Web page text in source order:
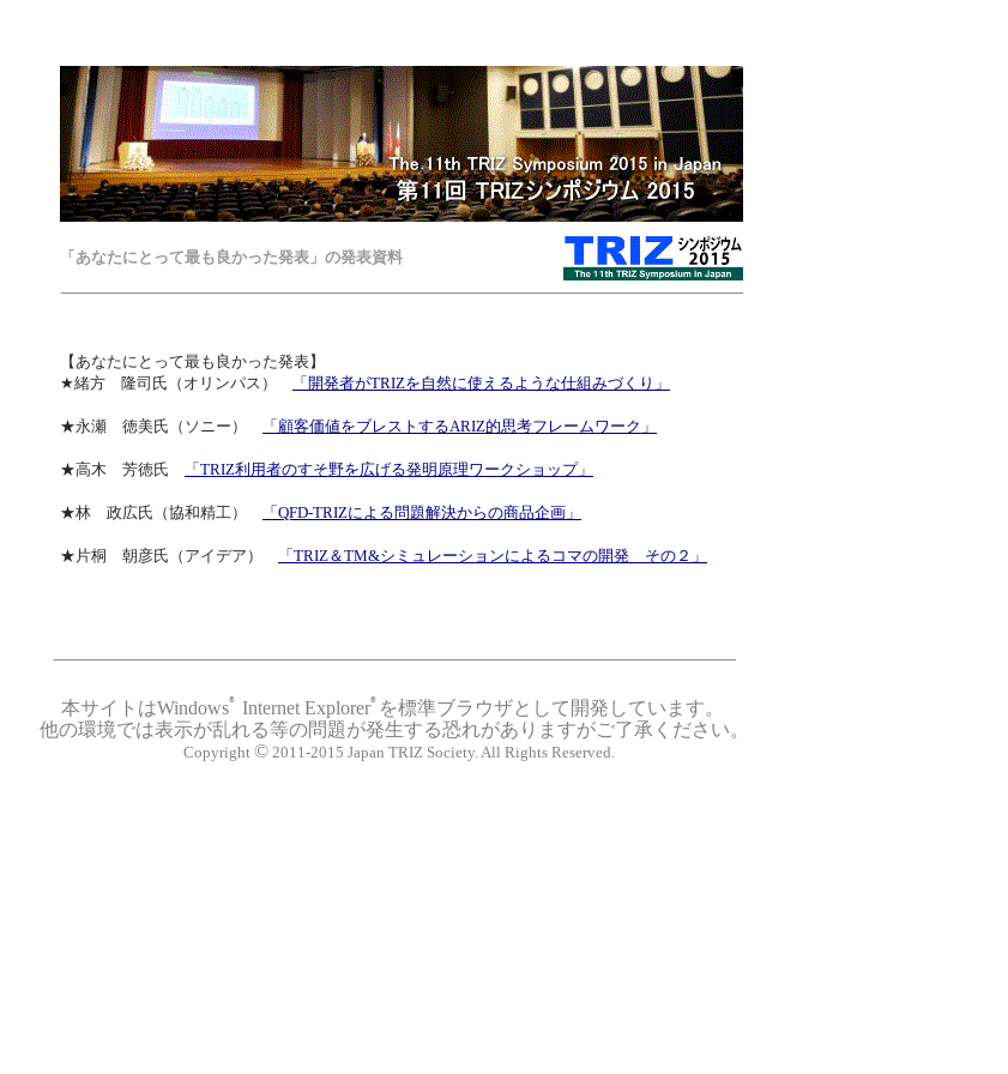
【あなたにとって最も良かった発表】
★緒方 隆司氏（オリンパス） 「開発者がTRIZを自然に使えるような仕組みづくり」
★永瀬 徳美氏（ソニー） 「顧客価値をブレストするARIZ的思考フレームワーク」
★高木 芳徳氏 「TRIZ利用者のすそ野を広げる発明原理ワークショップ」
★林 政広氏（協和精工） 「QFD-TRIZによる問題解決からの商品企画」
★片桐 朝彦氏（アイデア） 「TRIZ＆TM&シミュレーションによるコマの開発 その２」
本サイトはWindows® Internet Explorer® を標準ブラウザとして開発しています。
他の環境では表示が乱れる等の問題が発生する恐れがありますがご了承ください。
Copyright © 2011-2015 Japan TRIZ Society. All Rights Reserved.
「あなたにとって最も良かった発表」の発表資料